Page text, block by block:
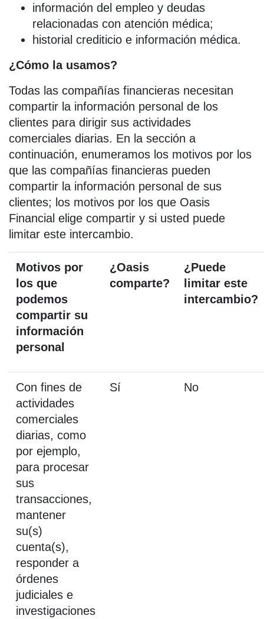
información del empleo y deudas
relacionadas con atención médica;
historial crediticio e información médica.
¿Cómo la usamos?
Todas las compañías financieras necesitan
compartir la información personal de los
clientes para dirigir sus actividades
comerciales diarias. En la sección a
continuación, enumeramos los motivos por los
que las compañías financieras pueden
compartir la información personal de sus
clientes; los motivos por los que Oasis
Financial elige compartir y si usted puede
limitar este intercambio.
Motivos por
los que
podemos
compartir su
información
personal
¿Oasis
comparte?
¿Puede
limitar este
intercambio?
Con fines de
actividades
comerciales
diarias, como
por ejemplo,
para procesar
sus
transacciones,
mantener
su(s)
cuenta(s),
responder a
órdenes
judiciales e
investigaciones
Sí No